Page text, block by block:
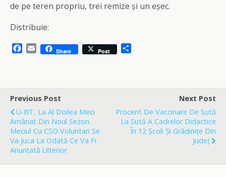
de pe teren propriu, trei remize și un eșec.
Distribuie:
b
o
o
k
E
l
Share Post
e
Previous Post
U-BT, La Al Doilea Meci
Amânat Din Noul Sezon.
Meciul Cu CSO Voluntari Se
Va Juca La Odată Ce Va Fi
Anunțată Ulterior
Next Post
Procent De Vaccinare De Sută
La Sută A Cadrelor Didactice
În 12 Școli Și Grădinițe Din
Județ